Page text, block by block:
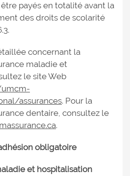
payés en totalité avant la
des droits de scolarité
concernant la
maladie et
le site Web
assurances. Pour la
dentaire, consultez le
.
obligatoire
et hospitalisation